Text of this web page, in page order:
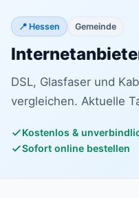
📍 Hessen Gemeinde
DSL, Glasfaser und
vergleichen. Aktuelle
Kostenlos &
Sofort online bestellen